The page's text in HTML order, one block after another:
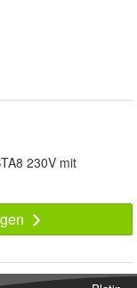
230V mit